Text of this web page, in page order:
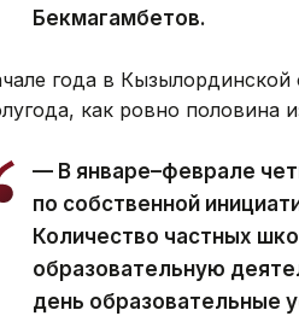
Бекмагамбетов.
года в
как ровно половина
— В январе–феврале
по собственной
Количество частных
образовательную
день образовательные